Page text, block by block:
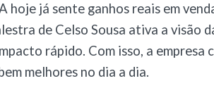
hoje já sente ganhos reais em
de Celso Sousa ativa a visão
rápido. Com isso, a empresa
melhores no dia a dia.